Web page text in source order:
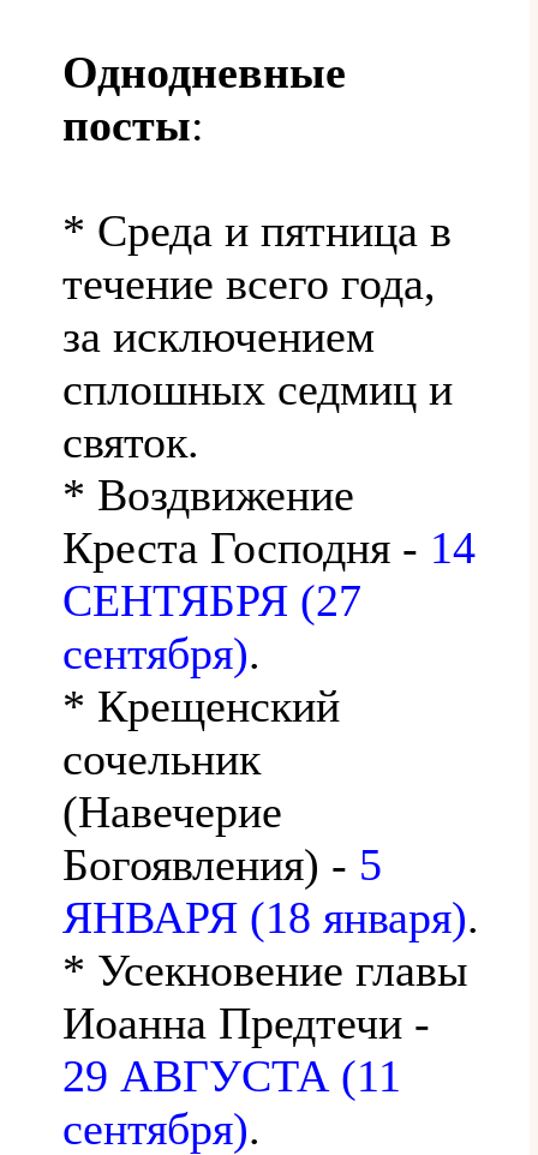
Однодневные
посты:
* Среда и пятница в
течение всего года,
за исключением
сплошных седмиц и
святок.
* Воздвижение
Креста Господня - 14
СЕНТЯБРЯ (27
сентября).
* Крещенский
сочельник
(Навечерие
Богоявления) - 5
ЯНВАРЯ (18 января).
* Усекновение главы
Иоанна Предтечи -
29 АВГУСТА (11
сентября).